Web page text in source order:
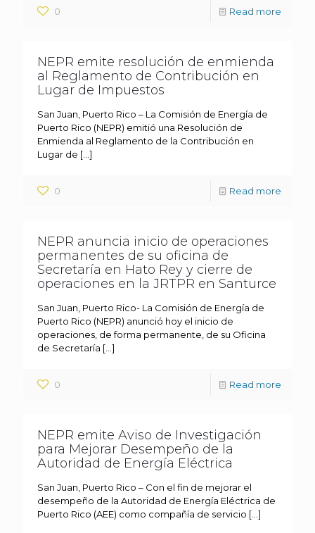
0 Read more
NEPR emite resolución de enmienda
al Reglamento de Contribución en
Lugar de Impuestos
San Juan, Puerto Rico – La Comisión de Energía de
Puerto Rico (NEPR) emitió una Resolución de
Enmienda al Reglamento de la Contribución en
Lugar de […]
0 Read more
NEPR anuncia inicio de operaciones
permanentes de su oficina de
Secretaría en Hato Rey y cierre de
operaciones en la JRTPR en Santurce
San Juan, Puerto Rico- La Comisión de Energía de
Puerto Rico (NEPR) anunció hoy el inicio de
operaciones, de forma permanente, de su Oficina
de Secretaría […]
0 Read more
NEPR emite Aviso de Investigación
para Mejorar Desempeño de la
Autoridad de Energía Eléctrica
San Juan, Puerto Rico – Con el fin de mejorar el
desempeño de la Autoridad de Energía Eléctrica de
Puerto Rico (AEE) como compañía de servicio […]